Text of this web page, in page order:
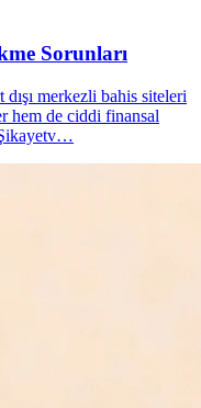
Sorunları
merkezli bahis siteleri
hem de ciddi finansal